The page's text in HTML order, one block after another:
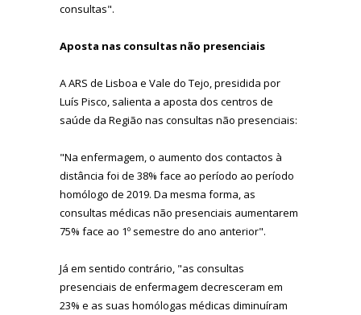
consultas".
Aposta nas consultas não presenciais
A ARS de Lisboa e Vale do Tejo, presidida por
Luís Pisco, salienta a aposta dos centros de
saúde da Região nas consultas não presenciais:
"Na enfermagem, o aumento dos contactos à
distância foi de 38% face ao período ao período
homólogo de 2019. Da mesma forma, as
consultas médicas não presenciais aumentarem
75% face ao 1º semestre do ano anterior".
Já em sentido contrário, "as consultas
presenciais de enfermagem decresceram em
23% e as suas homólogas médicas diminuíram